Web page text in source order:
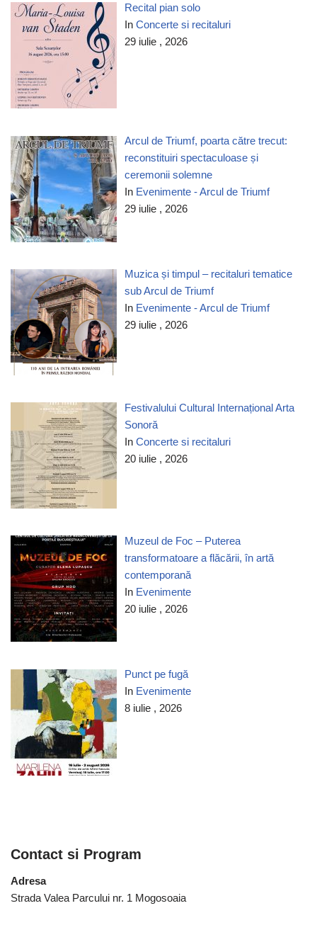
Recital pian solo
InConcerte si recitaluri
29 iulie , 2026
Arcul de Triumf, poarta către trecut:
reconstituiri spectaculoase și
ceremonii solemne
In Evenimente - Arcul de Triumf
29 iulie , 2026
Muzica și timpul – recitaluri tematice
sub Arcul de Triumf
In Evenimente - Arcul de Triumf
29 iulie , 2026
Festivalului Cultural Internațional Arta
Sonoră
InConcerte si recitaluri
20 iulie , 2026
Muzeul de Foc – Puterea
transformatoare a flăcării, în artă
contemporană
In Evenimente
20 iulie , 2026
Punct pe fugă
In Evenimente
8 iulie , 2026
Contact si Program
Adresa
Strada Valea Parcului nr. 1 Mogosoaia